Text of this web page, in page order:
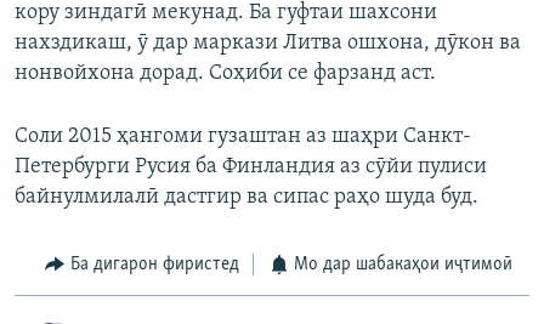
кору зиндагӣ мекунад. Ба гуфтаи шахсони
нахздикаш, ӯ дар маркази Литва ошхона, дӯкон ва
нонвойхона дорад. Соҳиби се фарзанд аст.
Соли 2015 ҳангоми гузаштан аз шаҳри Санкт-
Петербурги Русия ба Финландия аз сӯйи пулиси
байнулмилалӣ дастгир ва сипас раҳо шуда буд.
Ба дигарон фиристед Мо дар шабакаҳои иҷтимоӣ